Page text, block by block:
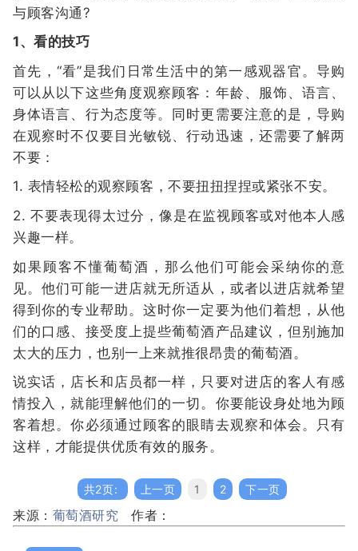
与顾客沟通?
1、看的技巧
首先，“看”是我们日常生活中的第一感观器官。导购
可以从以下这些角度观察顾客：年龄、服饰、语言、
身体语言、行为态度等。同时更需要注意的是，导购
在观察时不仅要目光敏锐、行动迅速，还需要了解两
不要：
1. 表情轻松的观察顾客，不要扭扭捏捏或紧张不安。
2. 不要表现得太过分，像是在监视顾客或对他本人感
兴趣一样。
如果顾客不懂葡萄酒，那么他们可能会采纳你的意
见。他们可能一进店就无所适从，或者以进店就希望
得到你的专业帮助。这时你一定要为他们着想，从他
们的口感、接受度上提些葡萄酒产品建议，但别施加
太大的压力，也别一上来就推很昂贵的葡萄酒。
说实话，店长和店员都一样，只要对进店的客人有感
情投入，就能理解他们的一切。你要能设身处地为顾
客着想。你必须通过顾客的眼睛去观察和体会。只有
这样，才能提供优质有效的服务。
共2页: 上一页 1 2 下一页
来源： 葡萄酒研究 作者：